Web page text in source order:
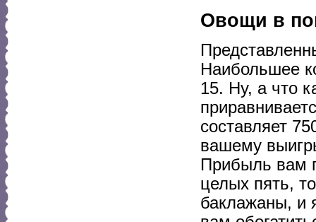
Овощи в
Наибольшее
15. Ну, а что
составляет
вашему
Прибыль вам
целых пять,
баклажаны, и